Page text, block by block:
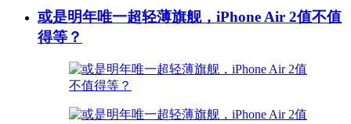
或是明年唯一超轻薄旗舰，iPhone Air 2值不值
得等？